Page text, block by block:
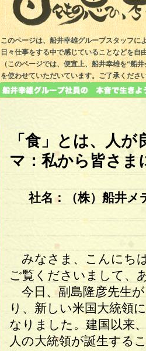
このページは、船井幸雄グループスタッフに
日々仕事をする中で感じていることなどを自
（このページでは、便宜上、船井幸雄を“船
を使わせていただいています。ご了承くださ
「食」とは、人
マ：私から皆さま
社名：（株）船井
みなさま、こんにち
ご覧くださいまして、
今日、副島隆彦先生
り、新しい米国大統領
なりました。建国以来
人の大統領が誕生する